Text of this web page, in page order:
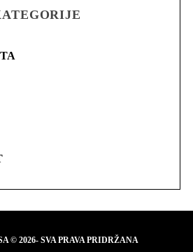
© 2026- SVA PRAVA PRIDRŽANA